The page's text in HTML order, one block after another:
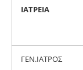
ΙΑΤΡΕΙΑ
ΓΕΝ.ΙΑΤΡΟΣ